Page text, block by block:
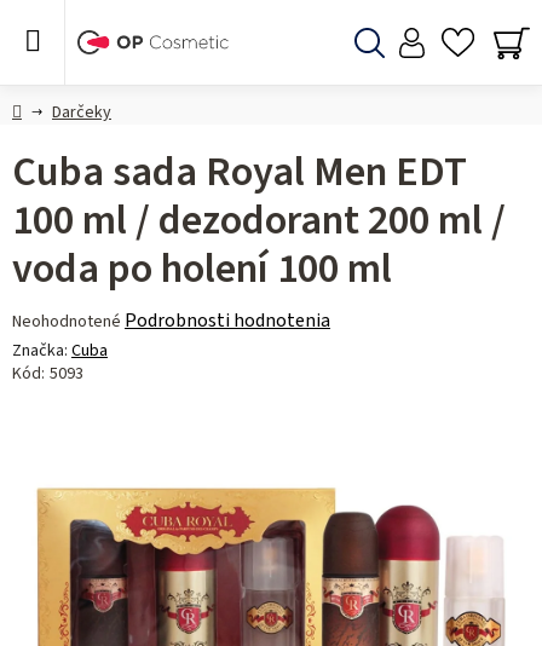
DomovDarčeky
Cuba sada Royal Men EDT
100 ml / dezodorant 200 ml /
voda po holení 100 ml
Priemerné
hodnotenie
produktu
Neohodnotené Podrobnosti hodnotenia
Značka: Cuba
Kód: 5093